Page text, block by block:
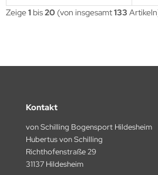
Zeige1 bis20 (von insgesamt133
Kontakt
von Schilling Bogensport Hildesheim
Hubertus von Schilling
Richthofenstraße 29
31137 Hildesheim
ARCHERY